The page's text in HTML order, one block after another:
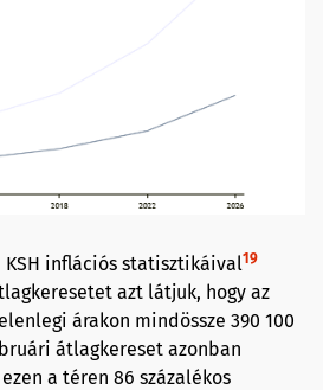
KSH inflációs statisztikáival19
azt látjuk, hogy az
árakon mindössze 390 100
átlagkereset azonban
a téren 86 százalékos